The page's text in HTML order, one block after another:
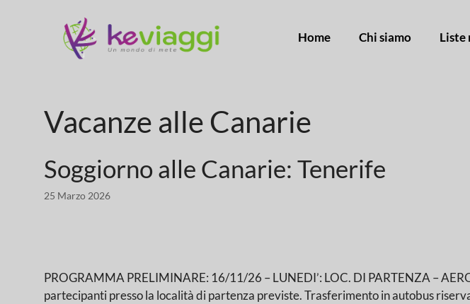
Home Chi siamo Liste
Vacanze alle Canarie
Soggiorno alle Canarie: Tenerife
25 Marzo 2026
PROGRAMMA PRELIMINARE: 16/11/26 – LUNEDI’: LOC. DI PARTENZA –
partecipanti presso la località di partenza previste. Trasferimento in autobus